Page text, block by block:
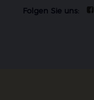
Folgen Sie uns: